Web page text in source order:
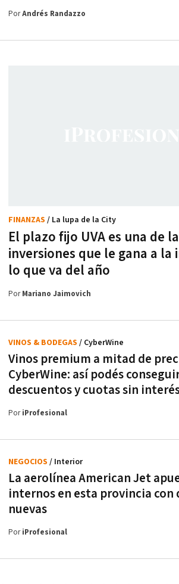
PorAndrés Randazzo
El plazo fijo UVA es una de
inversiones que le gana a la
lo que va del año
FINANZAS / La lupa de la City
PorMariano Jaimovich
Vinos premium a mitad de
CyberWine: así podés
descuentos y cuotas sin
VINOS & BODEGAS / CyberWine
PoriProfesional
La aerolínea American Jet
internos en esta provincia con
nuevas
NEGOCIOS / Interior
PoriProfesional